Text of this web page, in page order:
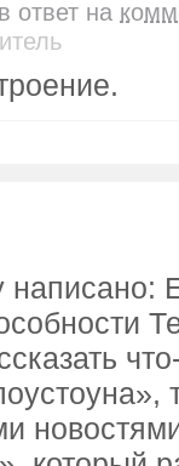
в ответ на
написано: